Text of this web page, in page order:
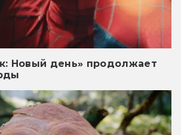
Новый день» продолжает